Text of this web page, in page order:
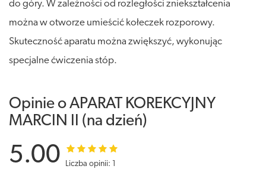
do góry. W zależności od rozległości zniekształcenia
można w otworze umieścić kołeczek rozporowy.
Skuteczność aparatu można zwiększyć, wykonując
specjalne ćwiczenia stóp.
Opinie o APARAT KOREKCYJNY
MARCIN II (na dzień)
5.00 Liczba opinii: 1